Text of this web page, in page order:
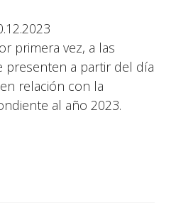
primera vez, a las
presenten a partir del día
relación con la
al año 2023.